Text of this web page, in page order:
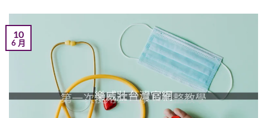
10
6 月